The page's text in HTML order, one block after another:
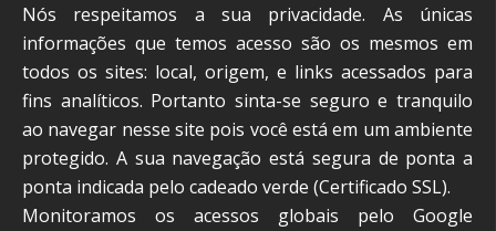
Nós respeitamos a sua privacidade. As únicas
informações que temos acesso são os mesmos em
todos os sites: local, origem, e links acessados para
fins analíticos. Portanto sinta-se seguro e tranquilo
ao navegar nesse site pois você está em um ambiente
protegido. A sua navegação está segura de ponta a
ponta indicada pelo cadeado verde (Certificado SSL).
Monitoramos os acessos globais pelo Google